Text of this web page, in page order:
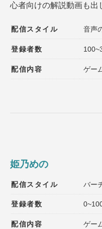
心者向けの解説動画も出
配信スタイル 音声
登録者数
配信内容 ゲー
姫乃めの
配信スタイル バー
登録者数
配信内容
ゲー